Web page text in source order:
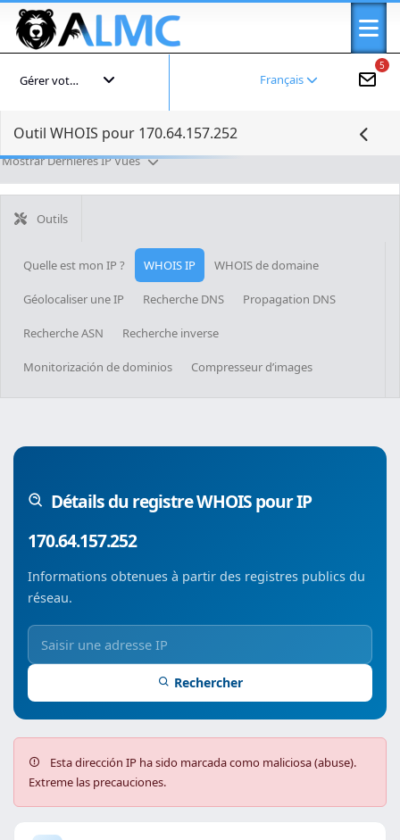
5
Français
Gérer votre compte
Outil WHOIS pour 170.64.157.252
Mostrar Dernières IP Vues
Outils
Quelle est mon IP ? WHOIS IP WHOIS de domaine
Géolocaliser une IP Recherche DNS Propagation DNS
Recherche ASN Recherche inverse
Monitorización de dominios Compresseur d’images
Détails du registre WHOIS pour IP
170.64.157.252
Informations obtenues à partir des registres publics du
réseau.
Rechercher
Esta dirección IP ha sido marcada como maliciosa (abuse).
Extreme las precauciones.